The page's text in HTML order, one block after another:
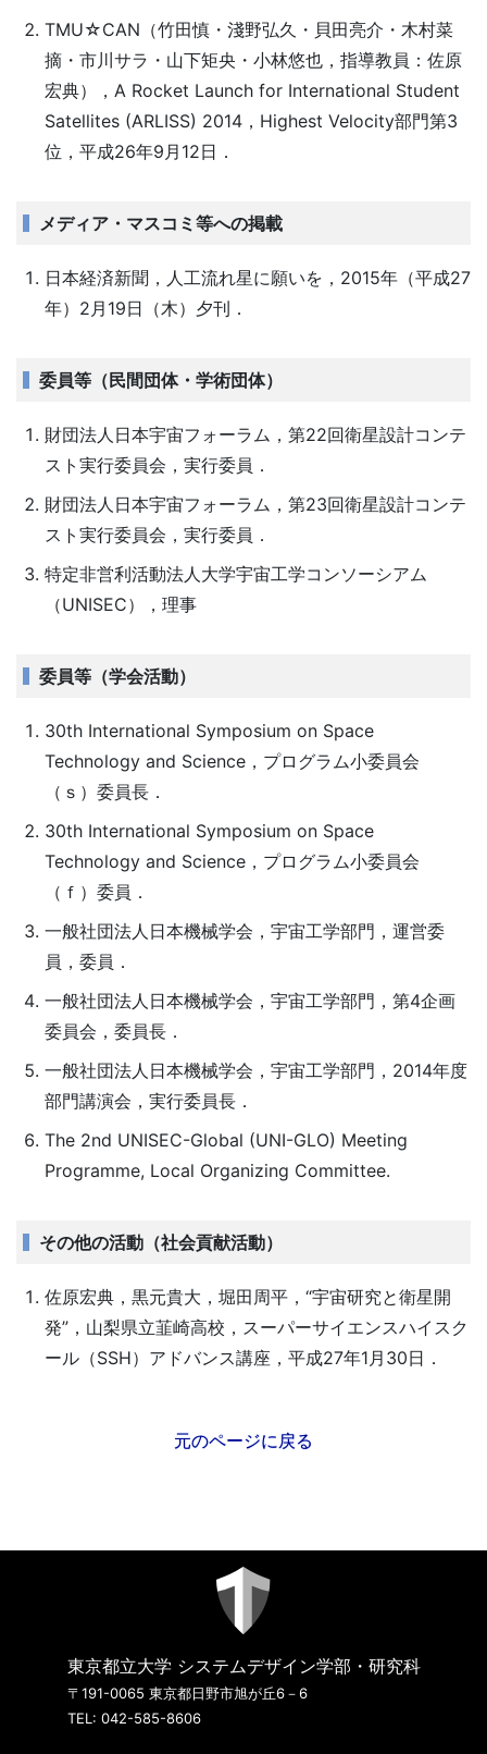
TMU☆CAN（竹田慎・淺野弘久・貝田亮介・木村菜
摘・市川サラ・山下矩央・小林悠也，指導教員：佐原
宏典），A Rocket Launch for International Student
Satellites (ARLISS) 2014，Highest Velocity部門第3
位，平成26年9月12日．
メディア・マスコミ等への掲載
日本経済新聞，人工流れ星に願いを，2015年（平成27
年）2月19日（木）夕刊．
委員等（民間団体・学術団体）
財団法人日本宇宙フォーラム，第22回衛星設計コンテ
スト実行委員会，実行委員．
財団法人日本宇宙フォーラム，第23回衛星設計コンテ
スト実行委員会，実行委員．
特定非営利活動法人大学宇宙工学コンソーシアム
（UNISEC），理事
委員等（学会活動）
30th International Symposium on Space
Technology and Science，プログラム小委員会
（ｓ）委員長．
30th International Symposium on Space
Technology and Science，プログラム小委員会
（ｆ）委員．
一般社団法人日本機械学会，宇宙工学部門，運営委
員，委員．
一般社団法人日本機械学会，宇宙工学部門，第4企画
委員会，委員長．
一般社団法人日本機械学会，宇宙工学部門，2014年度
部門講演会，実行委員長．
The 2nd UNISEC-Global (UNI-GLO) Meeting
Programme, Local Organizing Committee.
その他の活動（社会貢献活動）
佐原宏典，黒元貴大，堀田周平，“宇宙研究と衛星開
発”，山梨県立韮崎高校，スーパーサイエンスハイスク
ール（SSH）アドバンス講座，平成27年1月30日．
元のページに戻る
東京都立大学 システムデザイン学部・研究科
〒191-0065 東京都日野市旭が丘6－6
TEL: 042-585-8606